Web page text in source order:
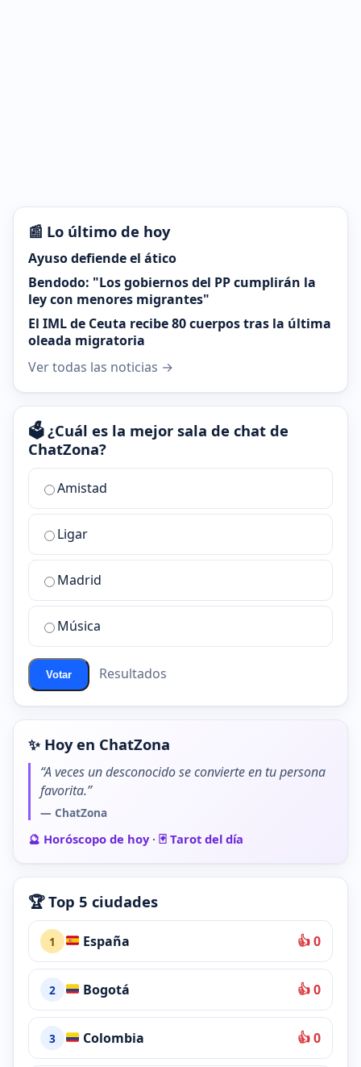
📰 Lo último de hoy
Ayuso defiende el ático
Bendodo: "Los gobiernos del PP cumplirán la
ley con menores migrantes"
El IML de Ceuta recibe 80 cuerpos tras la última
oleada migratoria
Ver todas las noticias →
🗳️ ¿Cuál es la mejor sala de chat de
ChatZona?
¿Cuál
la
mejor
sala
chat
ChatZona?
Amistad
Ligar
Madrid
Música
Votar Resultados
✨ Hoy en ChatZona
“A veces un desconocido se convierte en tu persona
favorita.”
— ChatZona
🔮 Horóscopo de hoy· 🃏 Tarot del día
🏆 Top 5 ciudades
1 España 👍 0
2 Bogotá 👍 0
3 Colombia 👍 0